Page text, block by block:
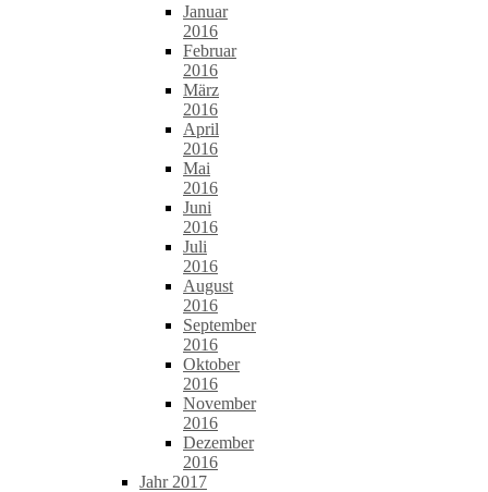
Januar
2016
Februar
2016
März
2016
April
2016
Mai
2016
Juni
2016
Juli
2016
August
2016
September
2016
Oktober
2016
November
2016
Dezember
2016
Jahr 2017